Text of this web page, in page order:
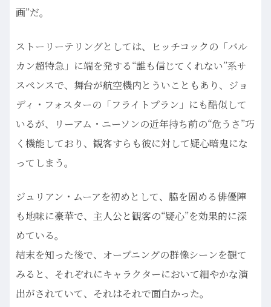
画”だ。
ストーリーテリングとしては、ヒッチコックの「バル
カン超特急」に端を発する“誰も信じてくれない”系サ
スペンスで、舞台が航空機内とういこともあり、ジョ
ディ・フォスターの「フライトプラン」にも酷似して
いるが、リーアム・ニーソンの近年持ち前の“危うさ”巧
く機能しており、観客すらも彼に対して疑心暗鬼にな
ってしまう。
ジュリアン・ムーアを初めとして、脇を固める俳優陣
も地味に豪華で、主人公と観客の“疑心”を効果的に深
めている。
結末を知った後で、オープニングの群像シーンを観て
みると、それぞれにキャラクターにおいて細やかな演
出がされていて、それはそれで面白かった。